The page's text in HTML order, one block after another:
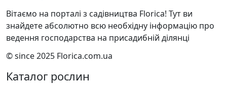
Вітаємо на порталі з садівництва Florica! Тут ви
знайдете абсолютно всю необхідну інформацію про
ведення господарства на присадибній ділянці
© since 2025 Florica.com.ua
Каталог рослин